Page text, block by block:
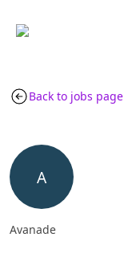
Back to jobs page
A
Avanade